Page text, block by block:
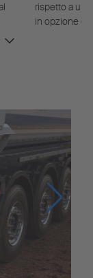
rispetto a
in opzione